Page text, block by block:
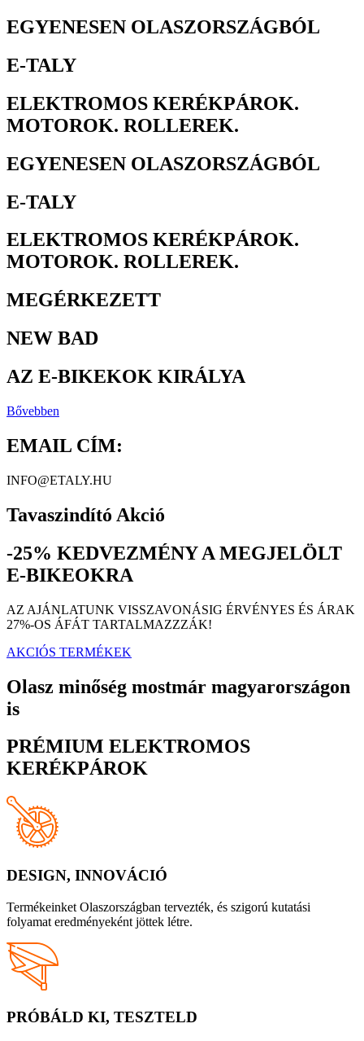
EGYENESEN OLASZORSZÁGBÓL
E-TALY
ELEKTROMOS KERÉKPÁROK.
MOTOROK. ROLLEREK.
EGYENESEN OLASZORSZÁGBÓL
E-TALY
ELEKTROMOS KERÉKPÁROK.
MOTOROK. ROLLEREK.
MEGÉRKEZETT
NEW BAD
AZ E-BIKEKOK KIRÁLYA
Bővebben
EMAIL CÍM:
INFO@ETALY.HU
Tavaszindító Akció
-25% KEDVEZMÉNY A MEGJELÖLT
E-BIKEOKRA
AZ AJÁNLATUNK VISSZAVONÁSIG ÉRVÉNYES ÉS ÁRAK
27%-OS ÁFÁT TARTALMAZZZÁK!
AKCIÓS TERMÉKEK
Olasz minőség mostmár magyarországon
is
PRÉMIUM ELEKTROMOS
KERÉKPÁROK
DESIGN, INNOVÁCIÓ
Termékeinket Olaszországban tervezték, és szigorú kutatási
folyamat eredményeként jöttek létre.
PRÓBÁLD KI, TESZTELD